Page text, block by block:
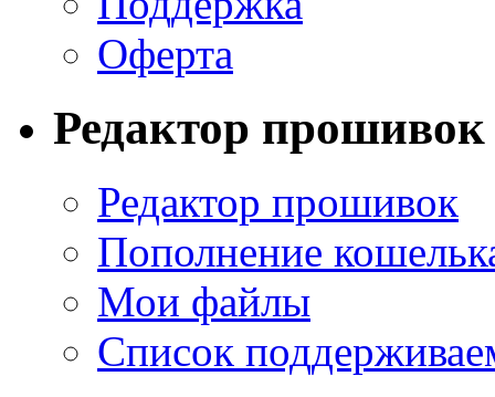
Оферта
Редактор прошивок
Редактор прошивок
Пополнение
Мои файлы
Список